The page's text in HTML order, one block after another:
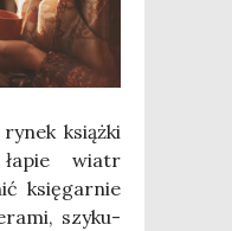
książ­ki
wiatr
księ­gar­nie
szy­ku­